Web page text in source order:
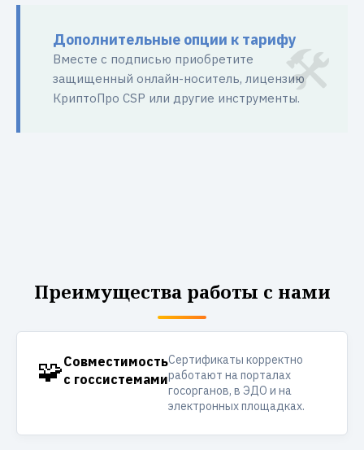
Дополнительные опции к тарифу
Вместе с подписью приобретите
защищенный онлайн-носитель, лицензию
КриптоПро CSP или другие инструменты.
Преимущества работы с нами
🧩Совместимость
с госсистемами
Сертификаты корректно
работают на порталах
госорганов, в ЭДО и на
электронных площадках.